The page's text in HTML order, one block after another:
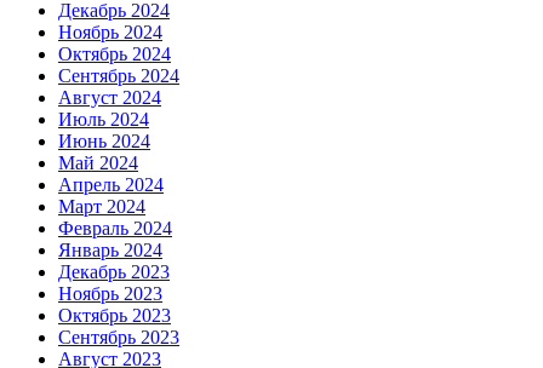
Декабрь 2024
Ноябрь 2024
Октябрь 2024
Сентябрь 2024
Август 2024
Июль 2024
Июнь 2024
Май 2024
Апрель 2024
Март 2024
Февраль 2024
Январь 2024
Декабрь 2023
Ноябрь 2023
Октябрь 2023
Сентябрь 2023
Август 2023